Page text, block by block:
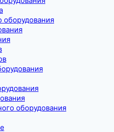
оборудования
оборудования